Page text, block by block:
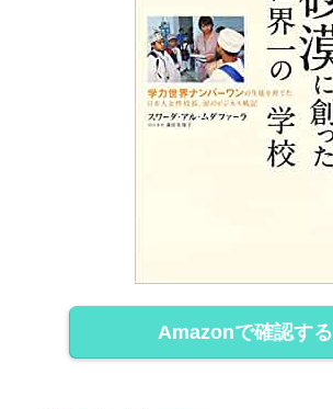
Amazonで確認する